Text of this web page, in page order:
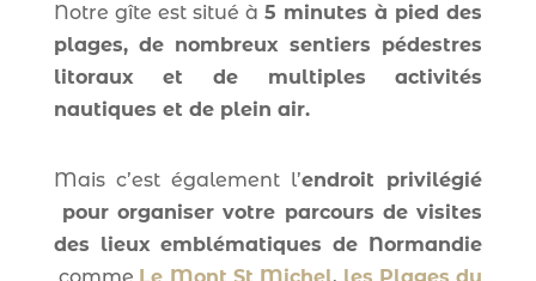
Notre gîte est situé à 5 minutes à pied des
plages, de nombreux sentiers pédestres
litoraux et de multiples activités
nautiques et de plein air.
Mais c’est également l’endroit privilégié
pour organiser votre parcours de visites
des lieux emblématiques de Normandie